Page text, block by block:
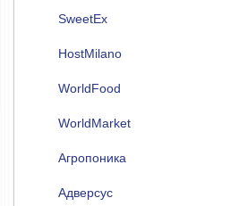
SweetEx
HostMilano
WorldFood
WorldMarket
Агропоника
Адверсус